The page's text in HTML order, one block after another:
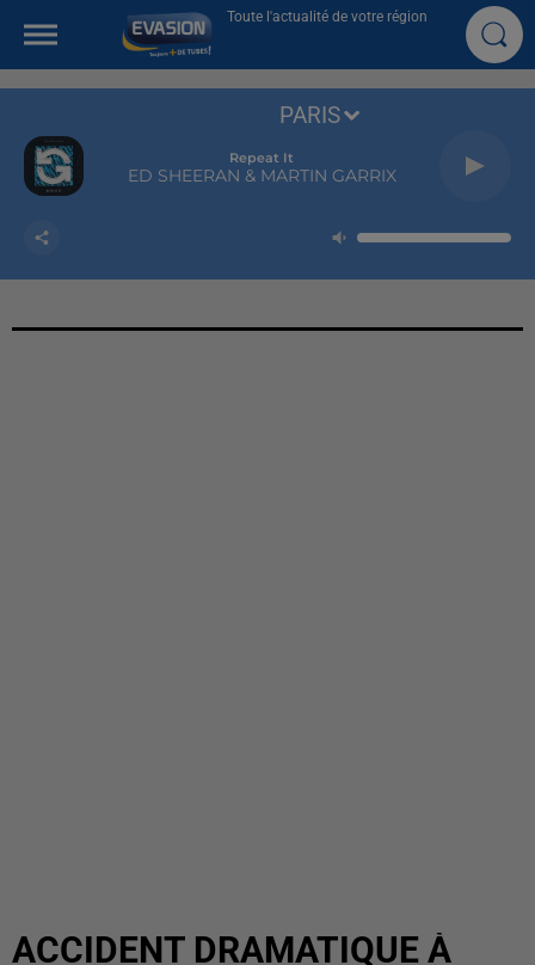
Toute l'actualité de votre région
Repeat It
ED SHEERAN & MARTIN GARRIX
PARIS
ACCIDENT DRAMATIQUE À